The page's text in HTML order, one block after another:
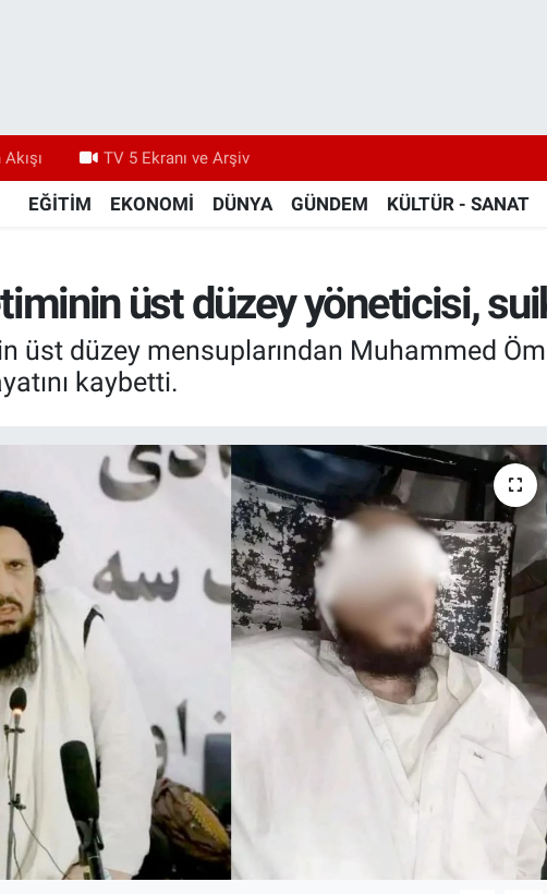
Akışı TV 5 Ekranı ve Arşiv
EĞİTİM EKONOMİ DÜNYA GÜNDEM KÜLTÜR - SANAT
üst düzey yöneticisi,
üst düzey mensuplarından Muhammed
kaybetti.